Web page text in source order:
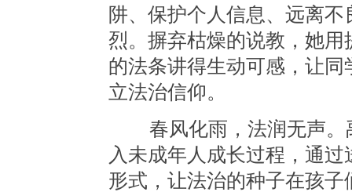
阱、保护个人信息、远离
烈。摒弃枯燥的说教，她
的法条讲得生动可感，让
立法治信仰。
春风化雨，法润无声。
入未成年人成长过程，通
形式，让法治的种子在孩